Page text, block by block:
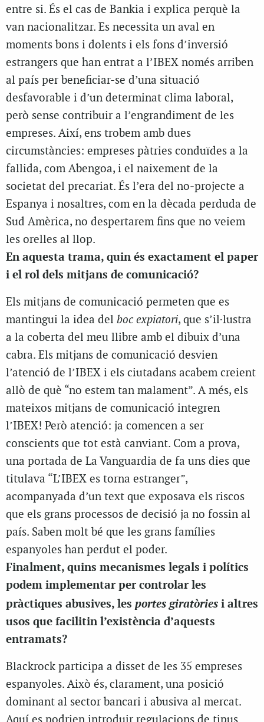
entre si. És el cas de Bankia i explica perquè la
van nacionalitzar. Es necessita un aval en
moments bons i dolents i els fons d’inversió
estrangers que han entrat a l’IBEX només arriben
al país per beneficiar-se d’una situació
desfavorable i d’un determinat clima laboral,
però sense contribuir a l’engrandiment de les
empreses. Així, ens trobem amb dues
circumstàncies: empreses pàtries conduïdes a la
fallida, com Abengoa, i el naixement de la
societat del precariat. És l’era del no-projecte a
Espanya i nosaltres, com en la dècada perduda de
Sud Amèrica, no despertarem fins que no veiem
les orelles al llop.
En aquesta trama, quin és exactament el paper
i el rol dels mitjans de comunicació?
Els mitjans de comunicació permeten que es
mantingui la idea del boc expiatori, que s’il·lustra
a la coberta del meu llibre amb el dibuix d’una
cabra. Els mitjans de comunicació desvien
l’atenció de l’IBEX i els ciutadans acabem creient
allò de què “no estem tan malament”. A més, els
mateixos mitjans de comunicació integren
l’IBEX! Però atenció: ja comencen a ser
conscients que tot està canviant. Com a prova,
una portada de La Vanguardia de fa uns dies que
titulava “L’IBEX es torna estranger”,
acompanyada d’un text que exposava els riscos
que els grans processos de decisió ja no fossin al
país. Saben molt bé que les grans famílies
espanyoles han perdut el poder.
Finalment, quins mecanismes legals i polítics
podem implementar per controlar les
pràctiques abusives, les portes giratòries i altres
usos que facilitin l’existència d’aquests
entramats?
Blackrock participa a disset de les 35 empreses
espanyoles. Això és, clarament, una posició
dominant al sector bancari i abusiva al mercat.